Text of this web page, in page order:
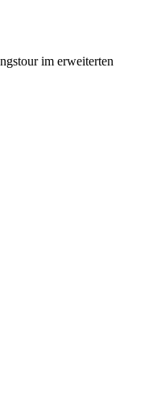
im erweiterten